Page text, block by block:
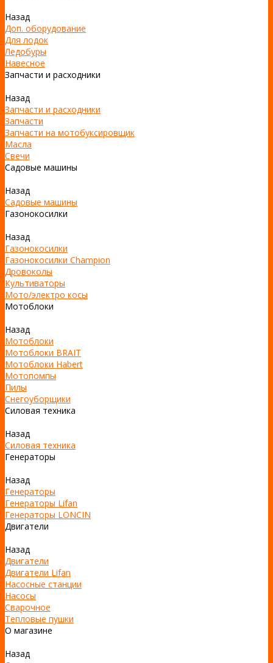
Назад
Доп. оборудование
Для лодок
Ледобуры
Навесное
Запчасти и расходники
Назад
Запчасти и расходники
Запчасти
Запчасти на мотобуксировщик
Масла
Свечи
Садовые машины
Назад
Садовые машины
Газонокосилки
Назад
Газонокосилки
Газонокосилки Champion
Дровоколы
Культиваторы
Мото/электро косы
Мотоблоки
Назад
Мотоблоки
Мотоблоки BRAIT
Мотоблоки Habert
Мотопомпы
Пилы
Снегоуборщики
Силовая техника
Назад
Силовая техника
Генераторы
Назад
Генераторы
Генераторы Lifan
Генераторы LONCIN
Двигатели
Назад
Двигатели
Двигатели Lifan
Насосные станции
Насосы
Сварочное
Тепловые пушки
О магазине
Назад